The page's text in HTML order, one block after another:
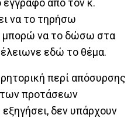
έγγραφο από τον κ.
να το τηρήσω
μπορώ να το δώσω στα
εδώ το θέμα.
περί απόσυρσης
προτάσεων
δεν υπάρχουν